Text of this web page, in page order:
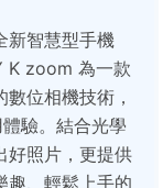
新智慧型手機
K zoom 為一款
位相機技術，
驗。結合光學
好照片，更提供
趣、輕鬆上手的